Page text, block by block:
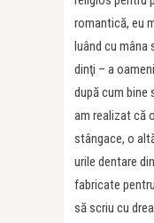
romantică, eu
luând cu mâna
dinţi – a
după cum bine
am realizat că
stângace, o
urile dentare
fabricate
să scriu cu